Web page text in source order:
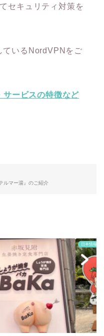
セキュリティ対策を
ているNordVPNをご
ービスの特徴など
ルマー湯』のご紹介
日本情報